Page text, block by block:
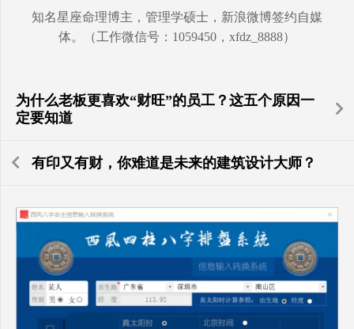
知名星座命理博主，管理学硕士，新浪微博签约自媒
体。（工作微信号：1059450，xfdz_8888）
为什么老板更喜欢“财旺”的员工？这五个原因一
定要知道
有印又有财，你难道是未来的建筑设计大师？